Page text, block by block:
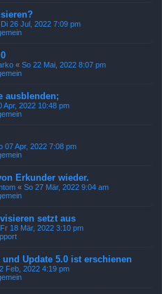
Di 26 Jul, 2022 7:09 pm
« So 22 Mai, 2022 8:07 pm
ausblenden;
Apr, 2022 10:48 pm
07 Apr, 2022 7:08 pm
Erkunder wieder.
« So 27 Mär, 2022 9:04 am
setzt aus
Fr 18 Mär, 2022 3:10 pm
Update 5.0 ist erschienen
Feb, 2022 4:19 pm